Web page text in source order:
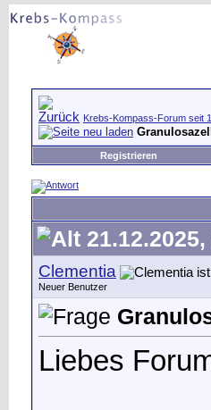
Krebs-Kompass-Forum seit
Registrieren
Clementia
Neuer Benutzer
Liebes